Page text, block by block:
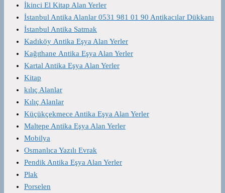
İkinci El Kitap Alan Yerler
İstanbul Antika Alanlar 0531 981 01 90 Antikacılar Dükkanı
İstanbul Antika Satmak
Kadıköy Antika Eşya Alan Yerler
Kağıthane Antika Eşya Alan Yerler
Kartal Antika Eşya Alan Yerler
Kitap
kılıç Alanlar
Kılıç Alanlar
Küçükçekmece Antika Eşya Alan Yerler
Maltepe Antika Eşya Alan Yerler
Mobilya
Osmanlıca Yazılı Evrak
Pendik Antika Eşya Alan Yerler
Plak
Porselen